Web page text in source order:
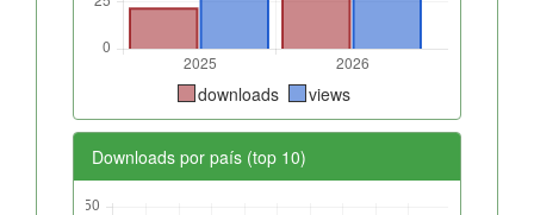
downloads views
Downloads por país (top 10)